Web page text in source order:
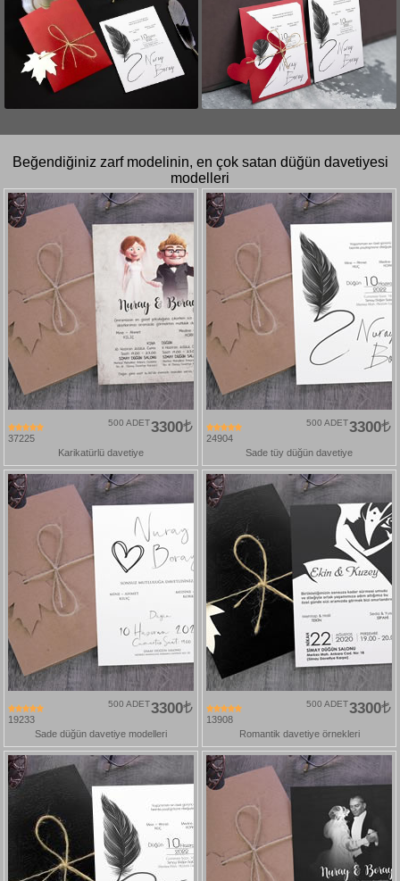
Beğendiğiniz zarf modelinin, en çok satan düğün davetiyesi
modelleri
37225
3300
500 ADET
Karikatürlü davetiye
24904
3300
500 ADET
Sade tüy düğün davetiye
19233
3300
500 ADET
Sade düğün davetiye modelleri
13908
3300
500 ADET
Romantik davetiye örnekleri